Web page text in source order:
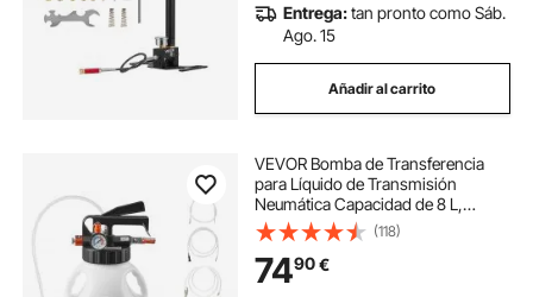
Entrega:tan pronto como Sáb.
Ago. 15
Añadir al carrito
VEVOR Bomba de Transferencia
para Líquido de Transmisión
Neumática Capacidad de 8 L,
Bomba Extractora para Aceite, con
Adaptadores de ATF, Tanque HDPE,
Dispensador de Aceite para Coches
Barcos Motos
(118)
7490€